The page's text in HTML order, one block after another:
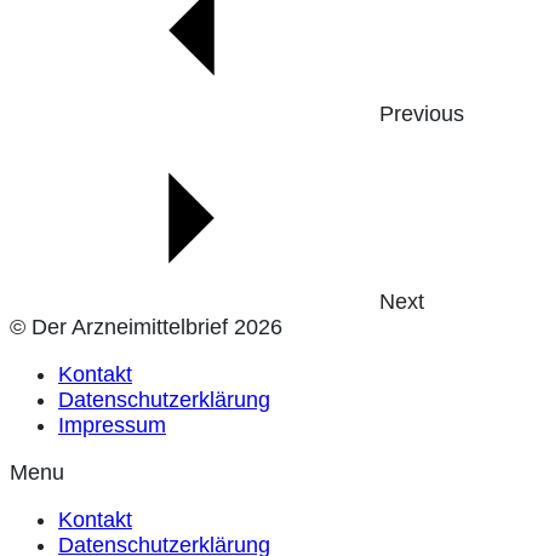
Previous
Next
© Der Arzneimittelbrief 2026
Kontakt
Datenschutzerklärung
Impressum
Menu
Kontakt
Datenschutzerklärung